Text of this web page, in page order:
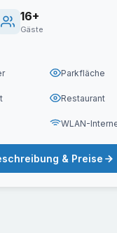
16+
Gäste
Parkfläche
Restaurant
WLAN-
& Preise